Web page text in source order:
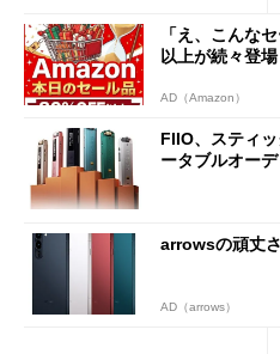
「え、こんな
以上が続々登
AD（Amazon）
FIIO、スティ
ータブルオー
arrowsの頑丈
AD（arrows）